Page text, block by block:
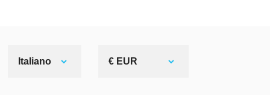
Italiano € EUR